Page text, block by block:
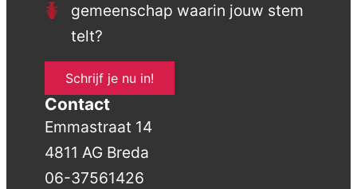
gemeenschap waarin jouw stem
telt?
Schrijf je nu in!
Contact
Emmastraat 14
4811 AG Breda
06-37561426